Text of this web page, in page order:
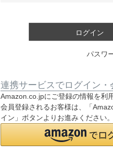
ログイン
パスワ
連携サービスでログイン・
Amazon.co.jpにご登録の情報を利
会員登録されるお客様は、「
イン」ボタンよりお進みください。